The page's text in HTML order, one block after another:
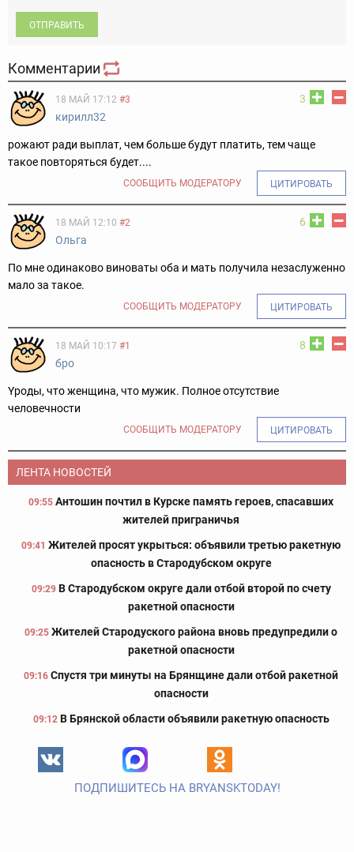
ОТПРАВИТЬ
Комментарии
3
18 МАЙ 17:12 #3
кирилл32
рожают ради выплат, чем больше будут платить, тем чаще
такое повторяться будет....
СООБЩИТЬ МОДЕРАТОРУ ЦИТИРОВАТЬ
6
18 МАЙ 12:10 #2
Ольга
По мне одинаково виноваты оба и мать получила незаслуженно
мало за такое.
СООБЩИТЬ МОДЕРАТОРУ ЦИТИРОВАТЬ
8
18 МАЙ 10:17 #1
бро
Yроды, что женщина, что мужик. Полное отсутствие
человечности
СООБЩИТЬ МОДЕРАТОРУ ЦИТИРОВАТЬ
ЛЕНТА НОВОСТЕЙ
09:55 Антошин почтил в Курске память героев, спасавших
жителей приграничья
09:41 Жителей просят укрыться: объявили третью ракетную
опасность в Стародубском округе
09:29 В Стародубском округе дали отбой второй по счету
ракетной опасности
09:25 Жителей Стародуского района вновь предупредили о
ракетной опасности
09:16 Спустя три минуты на Брянщине дали отбой ракетной
опасности
09:12 В Брянской области объявили ракетную опасность
ПОДПИШИТЕСЬ НА BRYANSKTODAY!